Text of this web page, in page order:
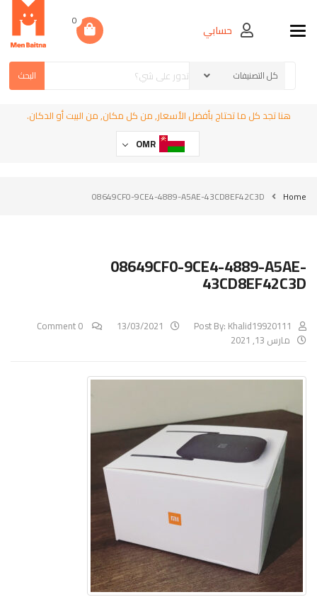
Toggle navigationحسابي
0
البحث
هنا تجد كل ما تحتاج بأفضل الأسعار, من كل مكان, من البيت أو الدكان.
OMR
Home
08649CF0-9CE4-4889-A5AE-43CD8EF42C3D
08649CF0-9CE4-4889-A5AE-
43CD8EF42C3D
Post By: Khalid19920111
13/03/2021
مارس 13, 2021